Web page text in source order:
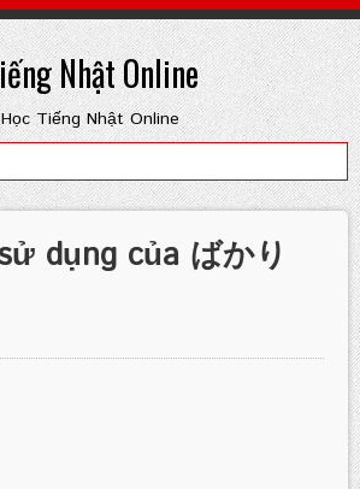
Nhật Online
Học Tiếng Nhật Online
dụng của ばかり